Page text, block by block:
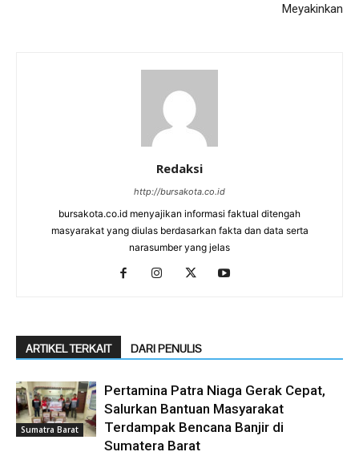
Meyakinkan
Redaksi
http://bursakota.co.id
bursakota.co.id menyajikan informasi faktual ditengah
masyarakat yang diulas berdasarkan fakta dan data serta
narasumber yang jelas
ARTIKEL TERKAIT DARI PENULIS
Sumatra Barat
Pertamina Patra Niaga Gerak Cepat,
Salurkan Bantuan Masyarakat
Terdampak Bencana Banjir di
Sumatera Barat